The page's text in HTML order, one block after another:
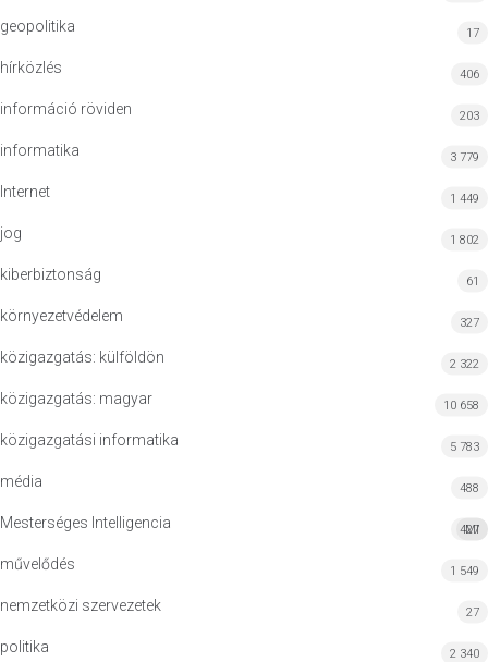
geopolitika 17
hírközlés 406
információ röviden 203
informatika 3 779
Internet 1 449
jog 1 802
kiberbiztonság 61
környezetvédelem 327
közigazgatás: külföldön 2 322
közigazgatás: magyar 10 658
közigazgatási informatika 5 783
média 488
Mesterséges Intelligencia MI
427
művelődés 1 549
nemzetközi szervezetek 27
politika 2 340